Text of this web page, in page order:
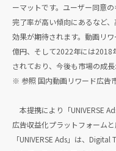
ーマットです。ユーザー同意
完了率が高い傾向にあるなど
効果が期待されます。動画リ
億円、そして2022年には2018
されており、今後も市場の成
※ 参照 国内動画リワード広告
本提携により「UNIVERSE
広告収益化プラットフォーム
「UNIVERSE Ads」は、